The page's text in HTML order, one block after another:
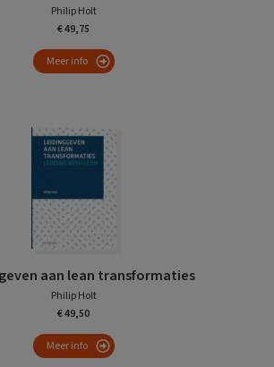
Philip Holt
€ 49,75
Meer info
aan lean transformaties
Philip Holt
€ 49,50
Meer info